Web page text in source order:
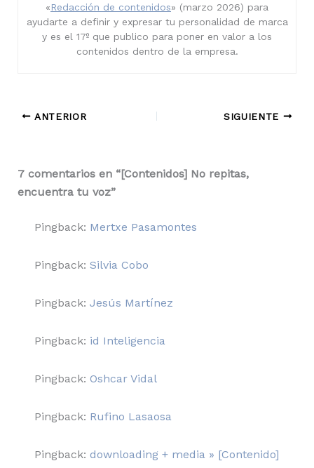
«Redacción de contenidos» (marzo 2026) para
ayudarte a definir y expresar tu personalidad de marca
y es el 17º que publico para poner en valor a los
contenidos dentro de la empresa.
ANTERIOR SIGUIENTE
7 comentarios en “[Contenidos] No repitas,
encuentra tu voz”
Pingback: Mertxe Pasamontes
Pingback: Silvia Cobo
Pingback: Jesús Martínez
Pingback: id Inteligencia
Pingback: Oshcar Vidal
Pingback: Rufino Lasaosa
Pingback: downloading + media » [Contenido]